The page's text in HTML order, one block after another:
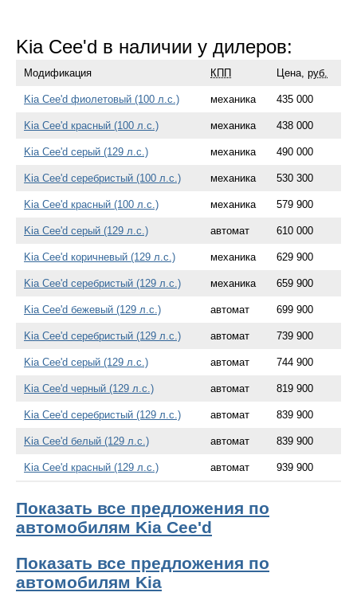
Kia Cee'd в наличии у дилеров:
Модификация КПП Цена, руб.
Kia Cee'd фиолетовый (100 л.с.) механика 435 000
Kia Cee'd красный (100 л.с.) механика 438 000
Kia Cee'd серый (129 л.с.) механика 490 000
Kia Cee'd серебристый (100 л.с.) механика 530 300
Kia Cee'd красный (100 л.с.) механика 579 900
Kia Cee'd серый (129 л.с.) автомат 610 000
Kia Cee'd коричневый (129 л.с.) механика 629 900
Kia Cee'd серебристый (129 л.с.) механика 659 900
Kia Cee'd бежевый (129 л.с.) автомат 699 900
Kia Cee'd серебристый (129 л.с.) автомат 739 900
Kia Cee'd серый (129 л.с.) автомат 744 900
Kia Cee'd черный (129 л.с.) автомат 819 900
Kia Cee'd серебристый (129 л.с.) автомат 839 900
Kia Cee'd белый (129 л.с.) автомат 839 900
Kia Cee'd красный (129 л.с.) автомат 939 900
Показать все предложения по
автомобилям Kia Cee'd
Показать все предложения по
автомобилям Kia